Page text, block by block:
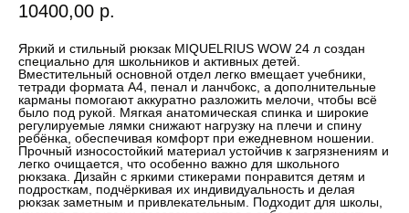
10400,00 р.
Яркий и стильный рюкзак MIQUELRIUS WOW 24 л создан
специально для школьников и активных детей.
Вместительный основной отдел легко вмещает учебники,
тетради формата A4, пенал и ланчбокс, а дополнительные
карманы помогают аккуратно разложить мелочи, чтобы всё
было под рукой. Мягкая анатомическая спинка и широкие
регулируемые лямки снижают нагрузку на плечи и спину
ребёнка, обеспечивая комфорт при ежедневном ношении.
Прочный износостойкий материал устойчив к загрязнениям и
легко очищается, что особенно важно для школьного
рюкзака. Дизайн с яркими стикерами понравится детям и
подросткам, подчёркивая их индивидуальность и делая
рюкзак заметным и привлекательным. Подходит для школы,